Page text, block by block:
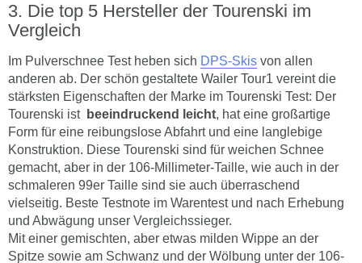
Die top 5 Hersteller der Tourenski im
Vergleich
Im Pulverschnee Test heben sich DPS-Skis von allen
anderen ab. Der schön gestaltete Wailer Tour1 vereint die
stärksten Eigenschaften der Marke im Tourenski Test: Der
Tourenski ist beeindruckend leicht, hat eine großartige
Form für eine reibungslose Abfahrt und eine langlebige
Konstruktion. Diese Tourenski sind für weichen Schnee
gemacht, aber in der 106-Millimeter-Taille, wie auch in der
schmaleren 99er Taille sind sie auch überraschend
vielseitig. Beste Testnote im Warentest und nach Erhebung
und Abwägung unser Vergleichssieger.
Mit einer gemischten, aber etwas milden Wippe an der
Spitze sowie am Schwanz und der Wölbung unter der 106-